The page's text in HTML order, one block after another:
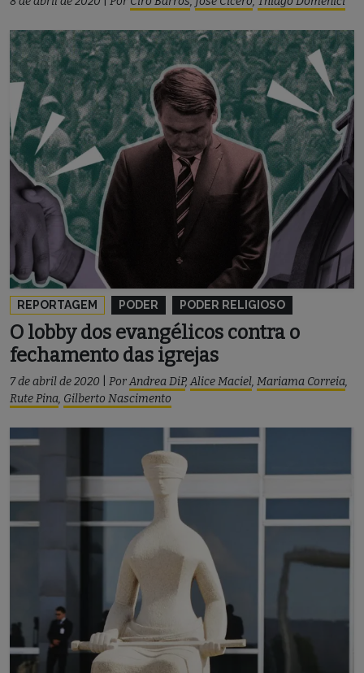
REPORTAGEM PODER PODER RELIGIOSO
O lobby dos evangélicos contra o
fechamento das igrejas
7 de abril de 2020 PorAndrea DiP,Alice Maciel, Mariama Correia,
Rute Pina, Gilberto Nascimento